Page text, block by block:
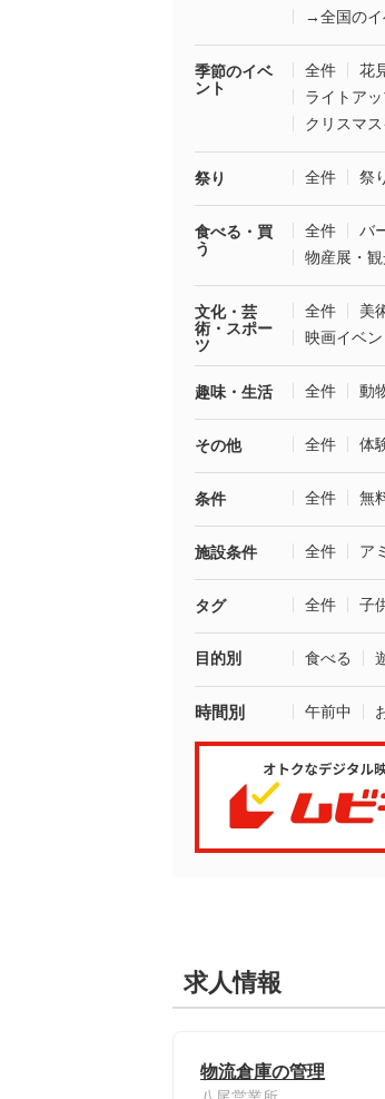
→全国のイ
季節のイベ
ント
全件 花
ライトア
クリスマ
祭り 全件 祭
食べる・買
う
全件 バ
物産展・
文化・芸
術・スポー
ツ
全件 美
映画イベン
趣味・生活 全件 動
その他 全件 体
条件 全件 無
施設条件 全件 ア
タグ 全件 子
目的別 食べる
時間別 午前中
求人情報
物流倉庫の管理